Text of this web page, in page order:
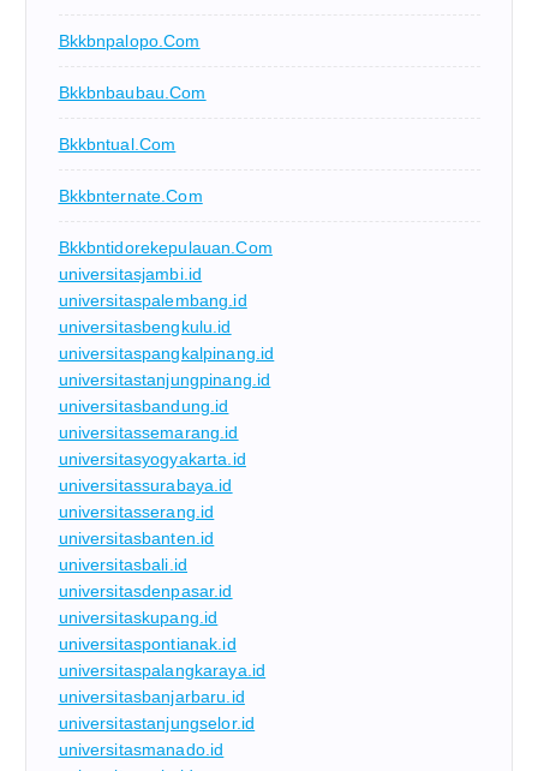
Bkkbnpalopo.com
Bkkbnbaubau.com
Bkkbntual.com
Bkkbnternate.com
Bkkbntidorekepulauan.com
universitasjambi.id
universitaspalembang.id
universitasbengkulu.id
universitaspangkalpinang.id
universitastanjungpinang.id
universitasbandung.id
universitassemarang.id
universitasyogyakarta.id
universitassurabaya.id
universitasserang.id
universitasbanten.id
universitasbali.id
universitasdenpasar.id
universitaskupang.id
universitaspontianak.id
universitaspalangkaraya.id
universitasbanjarbaru.id
universitastanjungselor.id
universitasmanado.id